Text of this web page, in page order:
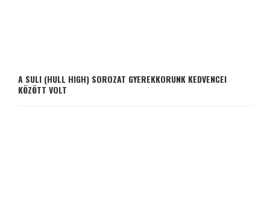
A SULI (HULL HIGH) SOROZAT GYEREKKORUNK KEDVENCEI
KÖZÖTT VOLT